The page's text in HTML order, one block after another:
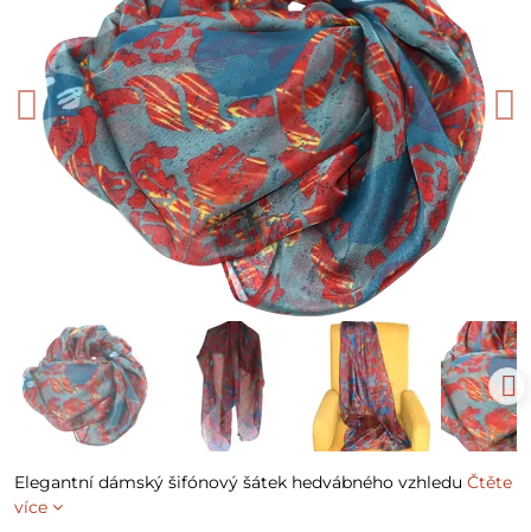
Elegantní dámský šifónový šátek hedvábného vzhledu Čtěte
více